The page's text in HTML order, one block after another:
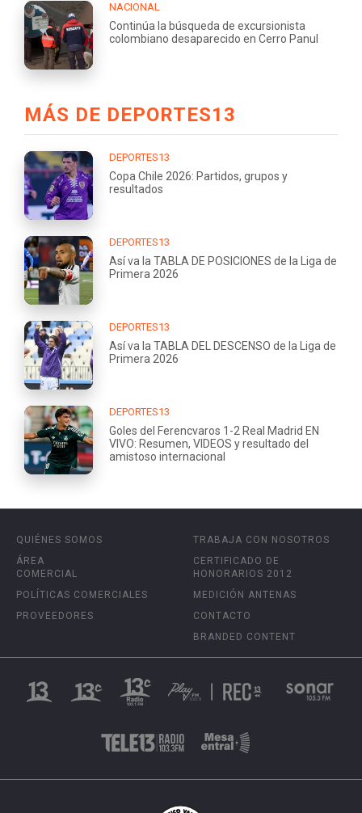
NACIONAL
Continúa la búsqueda de excursionista
colombiano desaparecido en Cerro Panul
MÁS DE DEPORTES13
DEPORTES13
Copa Chile 2026: Partidos, grupos y
resultados
DEPORTES13
Así va la TABLA DE POSICIONES de la Liga de
Primera 2026
DEPORTES13
Así va la TABLA DEL DESCENSO de la Liga de
Primera 2026
DEPORTES13
Goles del Ferencvaros 1-2 Real Madrid EN
VIVO: Resumen, VIDEOS y resultado del
amistoso internacional
QUIÉNES SOMOS
ÁREA
COMERCIAL
POLÍTICAS COMERCIALES
PROVEEDORES
TRABAJA CON NOSOTROS
CERTIFICADO DE
HONORARIOS 2012
MEDICIÓN ANTENAS
CONTACTO
BRANDED CONTENT